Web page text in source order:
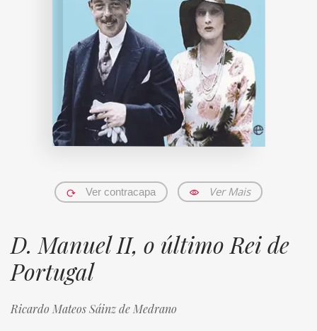
Ver contracapa Ver Mais
D. Manuel II, o último Rei de
Portugal
Ricardo Mateos Sáinz de Medrano